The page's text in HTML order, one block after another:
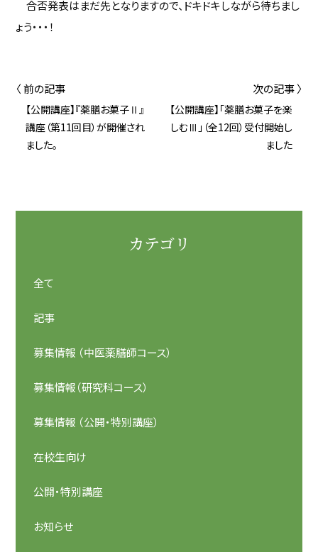
合否発表はまだ先となりますので、ドキドキしながら待ちまし
ょう・・・！
〈 前の記事
【公開講座】『薬膳お菓子Ⅱ』
講座（第11回目）が開催され
ました。
次の記事 〉
【公開講座】「薬膳お菓子を楽
しむⅢ」（全12回）受付開始し
ました
カテゴリ
全て
記事
募集情報 （中医薬膳師コース）
募集情報（研究科コース）
募集情報 （公開・特別講座）
在校生向け
公開・特別講座
お知らせ